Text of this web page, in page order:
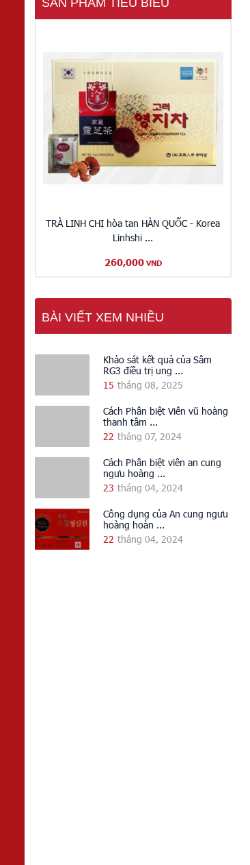
SẢN PHẨM TIÊU BIỂU
TRÀ LINH CHI hòa tan HÀN QUỐC - Korea
Linhshi ...
260,000 VND
BÀI VIẾT XEM NHIỀU
Khảo sát kết quả của Sâm
RG3 điều trị ung ...
15 tháng 08, 2025
Cách Phân biệt Viên vũ hoàng
thanh tâm ...
22 tháng 07, 2024
Cách Phân biệt viên an cung
ngưu hoàng ...
23 tháng 04, 2024
Công dụng của An cung ngưu
hoàng hoàn ...
22 tháng 04, 2024